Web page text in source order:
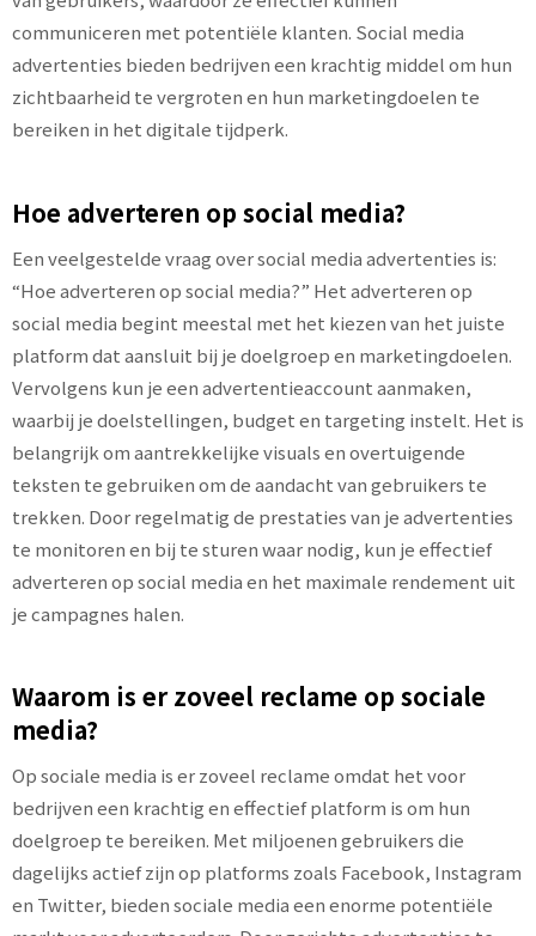
communiceren met potentiële klanten. Social media
advertenties bieden bedrijven een krachtig middel om hun
zichtbaarheid te vergroten en hun marketingdoelen te
bereiken in het digitale tijdperk.
Hoe adverteren op social media?
Een veelgestelde vraag over social media advertenties is:
“Hoe adverteren op social media?” Het adverteren op
social media begint meestal met het kiezen van het juiste
platform dat aansluit bij je doelgroep en marketingdoelen.
Vervolgens kun je een advertentieaccount aanmaken,
waarbij je doelstellingen, budget en targeting instelt. Het is
belangrijk om aantrekkelijke visuals en overtuigende
teksten te gebruiken om de aandacht van gebruikers te
trekken. Door regelmatig de prestaties van je advertenties
te monitoren en bij te sturen waar nodig, kun je effectief
adverteren op social media en het maximale rendement uit
je campagnes halen.
Waarom is er zoveel reclame op sociale
media?
Op sociale media is er zoveel reclame omdat het voor
bedrijven een krachtig en effectief platform is om hun
doelgroep te bereiken. Met miljoenen gebruikers die
dagelijks actief zijn op platforms zoals Facebook, Instagram
en Twitter, bieden sociale media een enorme potentiële